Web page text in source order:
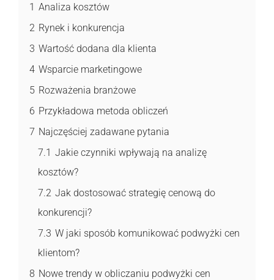
1 Analiza kosztów
2 Rynek i konkurencja
3 Wartość dodana dla klienta
4 Wsparcie marketingowe
5 Rozważenia branżowe
6 Przykładowa metoda obliczeń
7 Najczęściej zadawane pytania
7.1 Jakie czynniki wpływają na analizę
kosztów?
7.2 Jak dostosować strategię cenową do
konkurencji?
7.3 W jaki sposób komunikować podwyżki cen
klientom?
8 Nowe trendy w obliczaniu podwyżki cen